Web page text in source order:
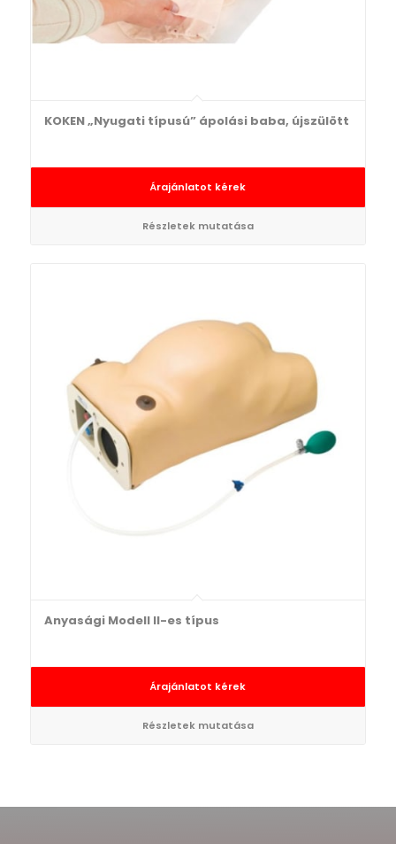
KOKEN „Nyugati típusú” ápolási baba, újszülött
Árajánlatot kérek
Részletek mutatása
Anyasági Modell II-es típus
Árajánlatot kérek
Részletek mutatása